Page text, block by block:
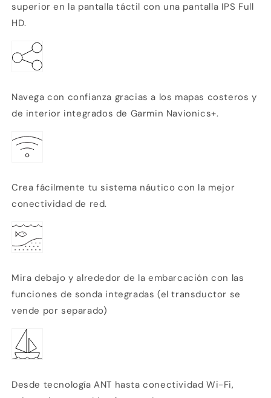
superior en la pantalla táctil con una pantalla IPS Full
HD.
Navega con confianza gracias a los mapas costeros y
de interior integrados de Garmin Navionics+.
Crea fácilmente tu sistema náutico con la mejor
conectividad de red.
Mira debajo y alrededor de la embarcación con las
funciones de sonda integradas (el transductor se
vende por separado)
Desde tecnología ANT hasta conectividad Wi-Fi,